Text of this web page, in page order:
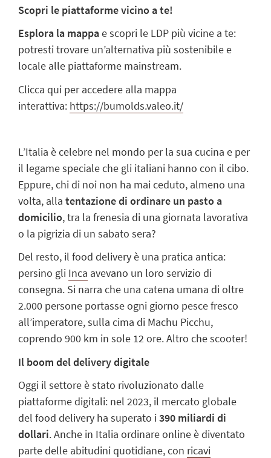
Scopri le piattaforme vicino a te!
Esplora la mappae scopri le LDP più vicine a te:
potresti trovare un’alternativa più sostenibile e
locale alle piattaforme mainstream.
Clicca qui per accedere alla mappa
interattiva: https://bumolds.valeo.it/
L’Italia è celebre nel mondo per la sua cucina e per
il legame speciale che gli italiani hanno con il cibo.
Eppure, chi di noi non ha mai ceduto, almeno una
volta, alla tentazione di ordinare un pasto a
domicilio, tra la frenesia di una giornata lavorativa
o la pigrizia di un sabato sera?
Del resto, il food delivery è una pratica antica:
persino gli Inca avevano un loro servizio di
consegna. Si narra che una catena umana di oltre
2.000 persone portasse ogni giorno pesce fresco
all’imperatore, sulla cima di Machu Picchu,
coprendo 900 km in sole 12 ore. Altro che scooter!
Il boom del delivery digitale
Oggi il settore è stato rivoluzionato dalle
piattaforme digitali: nel 2023, il mercato globale
del food delivery ha superato i390 miliardi di
dollari. Anche in Italia ordinare online è diventato
parte delle abitudini quotidiane, con ricavi